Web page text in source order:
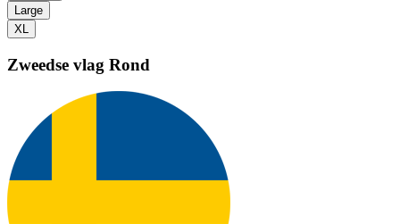
Large
XL
Zweedse vlag Rond